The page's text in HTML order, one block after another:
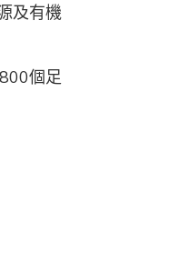
及有機
個足